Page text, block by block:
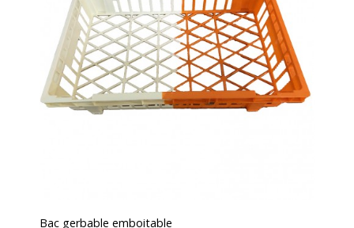
Bac gerbable emboitable